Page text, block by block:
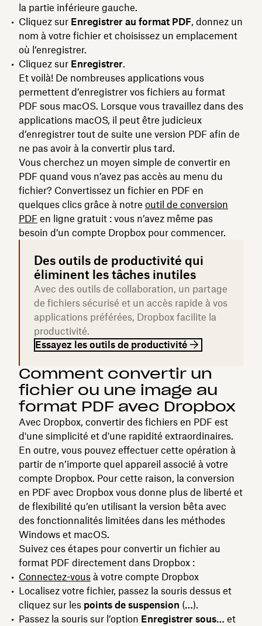
la partie inférieure gauche.
Cliquez sur Enregistrer au format PDF, donnez un
nom à votre fichier et choisissez un emplacement
où l’enregistrer.
Cliquez sur Enregistrer.
Et voilà! De nombreuses applications vous
permettent d’enregistrer vos fichiers au format
PDF sous macOS. Lorsque vous travaillez dans des
applications macOS, il peut être judicieux
d’enregistrer tout de suite une version PDF afin de
ne pas avoir à la convertir plus tard.
Vous cherchez un moyen simple de convertir en
PDF quand vous n’avez pas accès au menu du
fichier? Convertissez un fichier en PDF en
quelques clics grâce à notre outil de conversion
PDF en ligne gratuit : vous n’avez même pas
besoin d’un compte Dropbox pour commencer.
Des outils de productivité qui
éliminent les tâches inutiles
Avec des outils de collaboration, un partage
de fichiers sécurisé et un accès rapide à vos
applications préférées, Dropbox facilite la
productivité.
Essayez les outils de productivité
Comment convertir un
fichier ou une image au
format PDF avec Dropbox
Avec Dropbox, convertir des fichiers en PDF est
d'une simplicité et d'une rapidité extraordinaires.
En outre, vous pouvez effectuer cette opération à
partir de n’importe quel appareil associé à votre
compte Dropbox. Pour cette raison, la conversion
en PDF avec Dropbox vous donne plus de liberté et
de flexibilité qu’en utilisant la version bêta avec
des fonctionnalités limitées dans les méthodes
Windows et macOS.
Suivez ces étapes pour convertir un fichier au
format PDF directement dans Dropbox :
Connectez-vous à votre compte Dropbox
Localisez votre fichier, passez la souris dessus et
cliquez sur les points de suspension (…).
Passez la souris sur l’option Enregistrer sous… et